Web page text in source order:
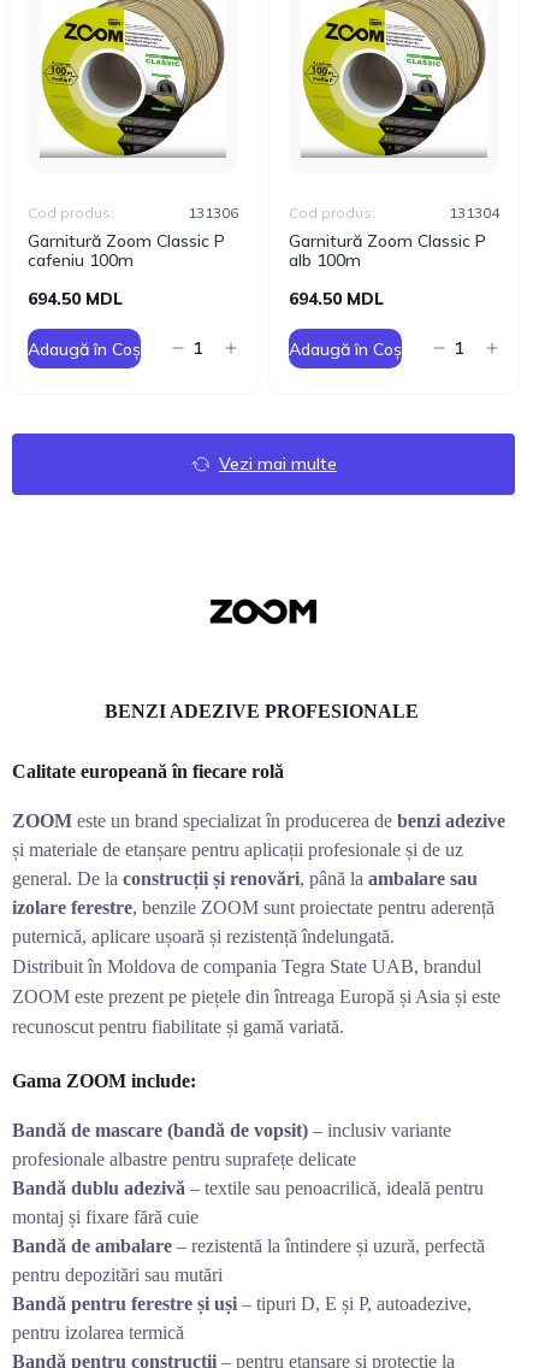
Garnitură Zoom Classic P
cafeniu 100m
Cod produs: 131306
694.50 MDL
Adaugă în Coș
Garnitură Zoom Classic P
alb 100m
Cod produs: 131304
694.50 MDL
Adaugă în Coș
Vezi mai multe
BENZI ADEZIVE PROFESIONALE
Calitate europeană în fiecare rolă
ZOOM este un brand specializat în producerea de benzi adezive
și materiale de etanșare pentru aplicații profesionale și de uz
general. De la construcții și renovări, până la ambalare sau
izolare ferestre, benzile ZOOM sunt proiectate pentru aderență
puternică, aplicare ușoară și rezistență îndelungată.
Distribuit în Moldova de compania Tegra State UAB, brandul
ZOOM este prezent pe piețele din întreaga Europă și Asia și este
recunoscut pentru fiabilitate și gamă variată.
Gama ZOOM include:
Bandă de mascare (bandă de vopsit) – inclusiv variante
profesionale albastre pentru suprafețe delicate
Bandă dublu adezivă – textile sau penoacrilică, ideală pentru
montaj și fixare fără cuie
Bandă de ambalare – rezistentă la întindere și uzură, perfectă
pentru depozitări sau mutări
Bandă pentru ferestre și uși – tipuri D, E și P, autoadezive,
pentru izolarea termică
Bandă pentru construcții – pentru etanșare și protecție la